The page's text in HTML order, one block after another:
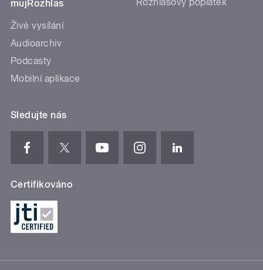
mujRozhlas
Živé vysílání
Audioarchiv
Podcasty
Mobilní aplikace
Sledujte nás
Certifikováno